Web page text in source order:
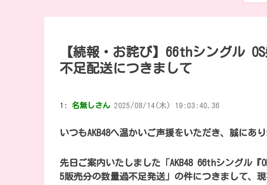
【続報・お詫び】66thシングル
不足配送につきまして
1: 名無しさん 2025/08/14(木) 19:03:40.36
いつもAKB48へ温かいご声援をいただき、誠にあ
先日ご案内いたしました「AKB48 66thシングル
5販売分の数量過不足発送」の件につきまして、